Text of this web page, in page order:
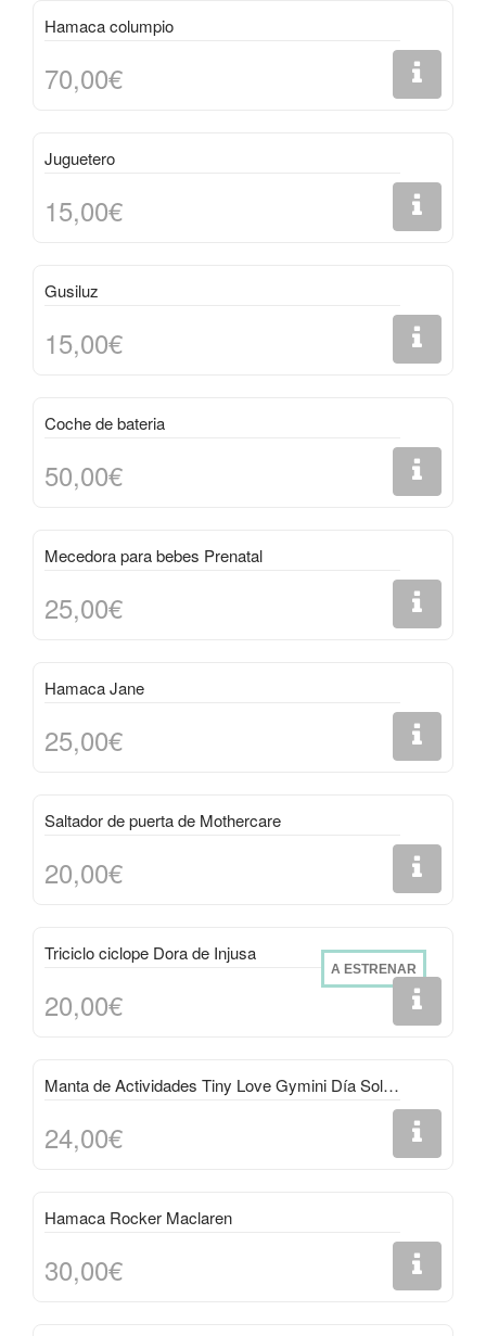
Hamaca columpio
70,00€
Juguetero
15,00€
Gusiluz
15,00€
Coche de bateria
50,00€
Mecedora para bebes Prenatal
25,00€
Hamaca Jane
25,00€
Saltador de puerta de Mothercare
20,00€
Triciclo ciclope Dora de Injusa
A ESTRENAR
20,00€
Manta de Actividades Tiny Love Gymini Día Soleado
24,00€
Hamaca Rocker Maclaren
30,00€